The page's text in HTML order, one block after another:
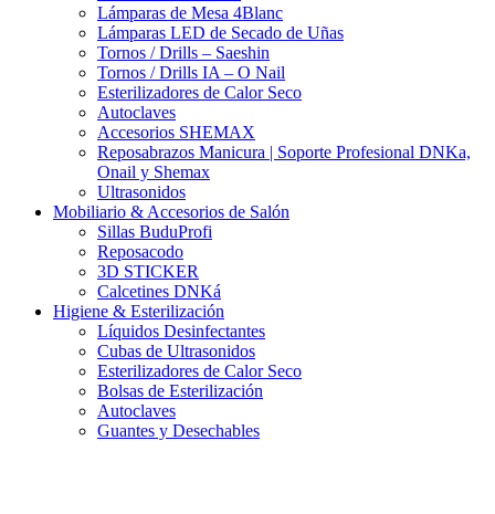
Lámparas de Mesa 4Blanc
Lámparas LED de Secado de Uñas
Tornos / Drills – Saeshin
Tornos / Drills IA – O Nail
Esterilizadores de Calor Seco
Autoclaves
Accesorios SHEMAX
Reposabrazos Manicura | Soporte Profesional DNKa,
Onail y Shemax
Ultrasonidos
Mobiliario & Accesorios de Salón
Sillas BuduProfi
Reposacodo
3D STICKER
Calcetines DNKá
Higiene & Esterilización
Líquidos Desinfectantes
Cubas de Ultrasonidos
Esterilizadores de Calor Seco
Bolsas de Esterilización
Autoclaves
Guantes y Desechables